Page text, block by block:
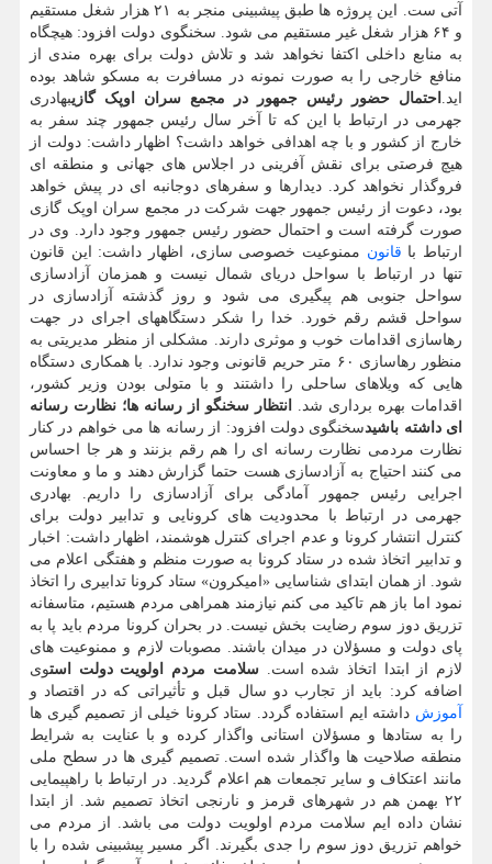
آتی ست. این پروژه ها طبق پیشبینی منجر به ۲۱ هزار شغل مستقیم
و ۶۴ هزار شغل غیر مستقیم می شود. سخنگوی دولت افزود: هیچگاه
به منابع داخلی اکتفا نخواهد شد و تلاش دولت برای بهره مندی از
منافع خارجی را به صورت نمونه در مسافرت به مسکو شاهد بوده
اید.
احتمال حضور رئیس جمهور در مجمع سران اوپک گازیبهادری
جهرمی در ارتباط با این که تا آخر سال رئیس جمهور چند سفر به
خارج از کشور و با چه اهدافی خواهد داشت؟ اظهار داشت: دولت از
هیچ فرصتی برای نقش آفرینی در اجلاس های جهانی و منطقه ای
فروگذار نخواهد کرد. دیدارها و سفرهای دوجانبه ای در پیش خواهد
بود، دعوت از رئیس جمهور جهت شرکت در مجمع سران اوپک گازی
صورت گرفته است و احتمال حضور رئیس جمهور وجود دارد. وی در
ارتباط با قانون ممنوعیت خصوصی سازی، اظهار داشت: این قانون
تنها در ارتباط با سواحل دریای شمال نیست و همزمان آزادسازی
سواحل جنوبی هم پیگیری می شود و روز گذشته آزادسازی در
سواحل قشم رقم خورد. خدا را شکر دستگاههای اجرای در جهت
رهاسازی اقدامات خوب و موثری دارند. مشکلی از منظر مدیریتی به
منظور رهاسازی ۶۰ متر حریم قانونی وجود ندارد. با همکاری دستگاه
هایی که ویلاهای ساحلی را داشتند و با متولی بودن وزیر کشور،
اقدامات بهره برداری شد.
انتظار سخنگو از رسانه ها؛ نظارت رسانه
ای داشته باشیدسخنگوی دولت افزود: از رسانه ها می خواهم در کنار
نظارت مردمی نظارت رسانه ای را هم رقم بزنند و هر جا احساس
می کنند احتیاج به آزادسازی هست حتما گزارش دهند و ما و معاونت
اجرایی رئیس جمهور آمادگی برای آزادسازی را داریم. بهادری
جهرمی در ارتباط با محدودیت های کرونایی و تدابیر دولت برای
کنترل انتشار کرونا و عدم اجرای کنترل هوشمند، اظهار داشت: اخبار
و تدابیر اتخاذ شده در ستاد کرونا به صورت منظم و هفتگی اعلام می
شود. از همان ابتدای شناسایی «امیکرون» ستاد کرونا تدابیری را اتخاذ
نمود اما باز هم تاکید می کنم نیازمند همراهی مردم هستیم، متاسفانه
تزریق دوز سوم رضایت بخش نیست. در بحران کرونا مردم باید پا به
پای دولت و مسؤلان در میدان باشند. مصوبات لازم و ممنوعیت های
لازم از ابتدا اتخاذ شده است.سلامت مردم اولویت دولت استوی
اضافه کرد: باید از تجارب دو سال قبل و تأثیراتی که در اقتصاد و
آموزش داشته ایم استفاده گردد. ستاد کرونا خیلی از تصمیم گیری ها
را به ستادها و مسؤلان استانی واگذار کرده و با عنایت به شرایط
منطقه صلاحیت ها واگذار شده است. تصمیم گیری ها در سطح ملی
مانند اعتکاف و سایر تجمعات هم اعلام گردید. در ارتباط با راهپیمایی
۲۲ بهمن هم در شهرهای قرمز و نارنجی اتخاذ تصمیم شد. از ابتدا
نشان داده ایم سلامت مردم اولویت دولت می باشد. از مردم می
خواهم تزریق دوز سوم را جدی بگیرند. اگر مسیر پیشبینی شده را با